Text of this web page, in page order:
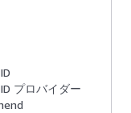
プロバイダー